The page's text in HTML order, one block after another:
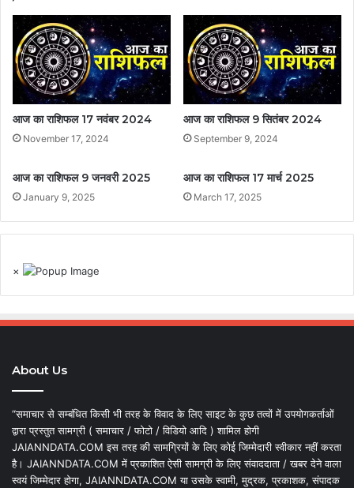
आज का राशिफल 17 नवंबर 2024
November 17, 2024
आज का राशिफल 9 सितंबर 2024
September 9, 2024
आज का राशिफल 9 जनवरी 2025
January 9, 2025
आज का राशिफल 17 मार्च 2025
March 17, 2025
×
About Us
“समाचार से सम्बंधित किसी भी तरह के विवाद के लिए साइट के कुछ तत्वों में उपयोगकर्ताओं
द्वारा प्रस्तुत सामग्री ( समाचार / फोटो / विडियो आदि ) शामिल होगी
JAIANNDATA.COM इस तरह की सामग्रियों के लिए कोई जिम्मेदारी स्वीकार नहीं करता
है। JAIANNDATA.COM में प्रकाशित ऐसी सामग्री के लिए संवाददाता / खबर देने वाला
स्वयं जिम्मेदार होगा, JAIANNDATA.COM या उसके स्वामी, मुद्रक, प्रकाशक, संपादक